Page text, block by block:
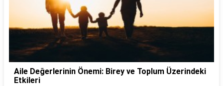
Aile Değerlerinin Önemi: Birey ve Toplum Üzerindeki
Etkileri